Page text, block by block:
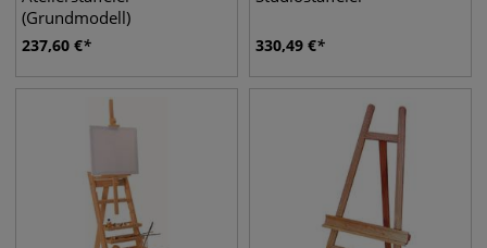
(Grundmodell)
237,60 € 330,49 €